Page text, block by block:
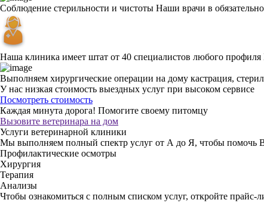
Соблюдение стерильности и чистоты Наши врачи в
Наша клиника имеет штат от 40 специалистов любого профиля
Выполняем хирургические операции на дому кастрация,
У нас низкая стоимость выездных услуг при высоком сервисе
Посмотреть стоимость
Каждая минута дорога! Помогите своему питомцу
Вызовите ветеринара на дом
Услуги ветеринарной клиники
Мы выполняем полный спектр услуг от А до Я, чтобы помочь
Профилактические осмотры
Хирургия
Терапия
Анализы
Чтобы ознакомиться с полным списком услуг, откройте прайс-